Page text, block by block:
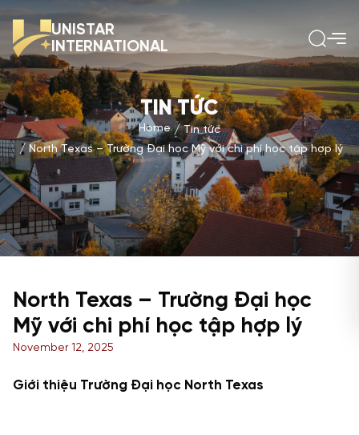
UNISTAR
INTERNATIONAL
TIN TỨC
Home
Tin tức
North Texas – Trường Đại học Mỹ với chi phí học tập hợp lý
North Texas – Trường Đại học
Mỹ với chi phí học tập hợp lý
November 12, 2025
Giới thiệu Trường Đại học North Texas